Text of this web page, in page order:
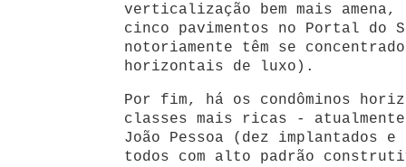
verticalização bem mais
cinco pavimentos no Portal do
notoriamente têm se
horizontais de luxo).
Por fim, há os condôminos
classes mais ricas -
João Pessoa (dez implantados e
todos com alto padrão